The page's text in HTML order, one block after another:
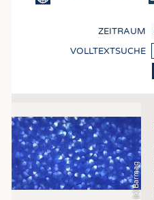
ZEITRAUM
VOLLTEXTSUCHE
(c) Barmag